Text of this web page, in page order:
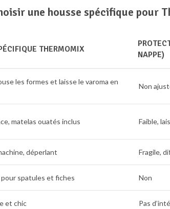
une housse spécifique pour
THERMOMIX
NAPPE)
les formes et laisse le varoma en
Non
matelas ouatés inclus Faible,
déperlant Fragile,
spatules et fiches Non
et chic Pas